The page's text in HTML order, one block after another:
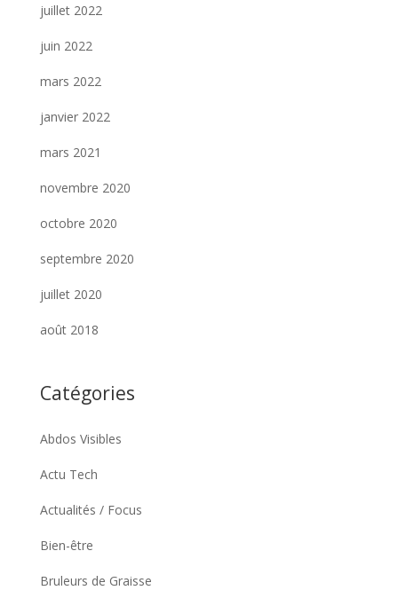
juillet 2022
juin 2022
mars 2022
janvier 2022
mars 2021
novembre 2020
octobre 2020
septembre 2020
juillet 2020
août 2018
Catégories
Abdos Visibles
Actu Tech
Actualités / Focus
Bien-être
Bruleurs de Graisse